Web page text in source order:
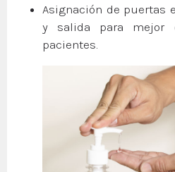
Asignación de puertas
y salida para mejor
pacientes.